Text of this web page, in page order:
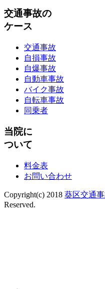
交通事故の
ケース
交通事故
自損事故
自爆事故
自動車事故
バイク事故
自転車事故
同乗者
当院に
ついて
料金表
お問い合わせ
Copyright(c) 2018 葵区交通
Reserved.